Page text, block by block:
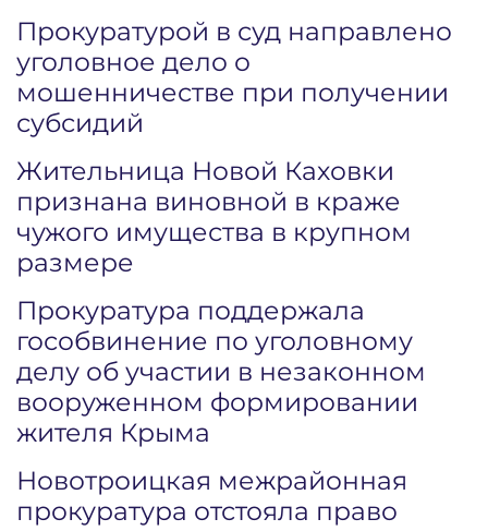
Прокуратурой в суд направлено
уголовное дело о
мошенничестве при получении
субсидий
Жительница Новой Каховки
признана виновной в краже
чужого имущества в крупном
размере
Прокуратура поддержала
гособвинение по уголовному
делу об участии в незаконном
вооруженном формировании
жителя Крыма
Новотроицкая межрайонная
прокуратура отстояла право